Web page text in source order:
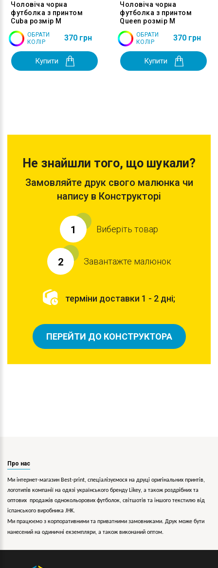
Чоловіча чорна
футболка з принтом
Cuba розмір M
ОБРАТИ
КОЛІР
370 грн
Купити
Чоловіча чорна
футболка з принтом
Queen розмір M
ОБРАТИ
КОЛІР
370 грн
Купити
Не знайшли того, що шукали?
Замовляйте друк свого малюнка чи
напису в Конструкторі
1 Виберіть товар
2 Завантажте малюнок
терміни доставки 1 - 2 дні;
ПЕРЕЙТИ ДО КОНСТРУКТОРА
Про нас
Ми інтернет-магазин Best-print, спеціалізуємося на друці оригінальних принтів,
логотипів компанії на одязі українського бренду Likey, а також роздрібних та
оптових продажів однокольорових футболок, світшотів та іншого текстилю від
іспанського виробника JHK.
Ми працюємо з корпоративними та приватними замовниками. Друк може бути
нанесений на одиничні екземпляри, а також виконаний оптом.